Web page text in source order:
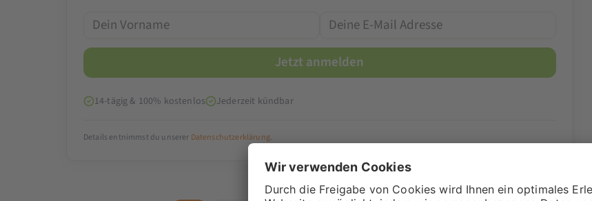
14-tägig & 100% kostenlos Jederzeit kündbar
Details entnimmst du unserer Datenschutzerklärung.